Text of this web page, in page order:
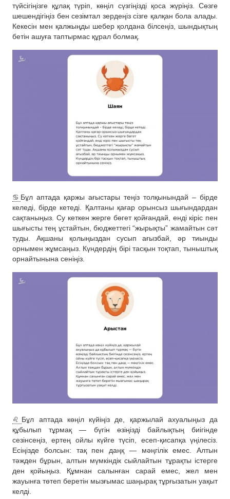
түйсігіңізге құлақ түріп, көңіл сүзгіңізді қоса жүріңіз. Сөзге
шешендігіңіз бен сезімтал зердеңіз сізге қалқан бола алады.
Кекесін мен қалжыңды шебер қолдана білсеңіз, шындықтың
бетін ашуға таптырмас құрал болмақ.
♋️ Бұл аптада қаржы ағыстары теңіз толқынындай – бірде
келеді, бірде кетеді. Қалтаны қағар орынсыз шығындардан
сақтаныңыз. Су кеткен жерге бөгет қойғандай, енді кіріс пен
шығысты тең ұстайтын, бюджеттегі “жырықты” жамайтын сәт
туды. Ақшаны қолыңыздан сусып ағызбай, әр тиынды
орнымен жұмсаңыз. Күндердің бірі тасқын тоқтап, тыныштық
орнайтынына сеніңіз.
♌️ Бұл аптада көңіл күйіңіз де, қаржылай ахуалыңыз да
құбылып тұрмақ — бүгін өзіңізді байлықтың биігінде
сезінсеңіз, ертең ойлы күйге түсіп, есеп-қисапқа үңілесіз.
Есіңізде болсын: тақ пен даңқ — мәңгілік емес. Алтын
тәжден бұрын, алтын мүмкіндік сыйлайтын тұрақты істерге
ден қойыңыз. Құмнан салынған сарай емес, жел мен
жауынға төтеп беретін мызғымас шаңырақ тұрғызатын уақыт
келді.